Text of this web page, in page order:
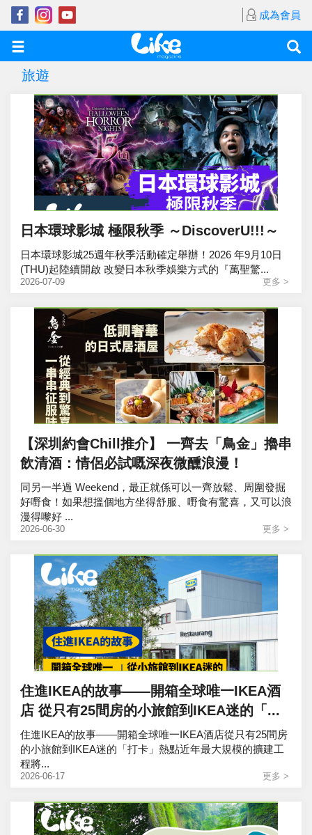
成為會員
旅遊
日本環球影城 極限秋季 ～DiscoverU!!!～
日本環球影城25週年秋季活動確定舉辦！2026 年9月10日
(THU)起陸續開啟 改變日本秋季娛樂方式的『萬聖驚...
2026-07-09 更多 >
【深圳約會Chill推介】 一齊去「鳥金」擼串
飲清酒：情侶必試嘅深夜微醺浪漫！
同另一半過 Weekend，最正就係可以一齊放鬆、周圍發掘
好嘢食！如果想搵個地方坐得舒服、嘢食有驚喜，又可以浪
漫得嚟好 ...
2026-06-30 更多 >
住進IKEA的故事——開箱全球唯一IKEA酒
店 從只有25間房的小旅館到IKEA迷的「...
住進IKEA的故事——開箱全球唯一IKEA酒店從只有25間房
的小旅館到IKEA迷的「打卡」熱點近年最大規模的擴建工
程將...
2026-06-17 更多 >